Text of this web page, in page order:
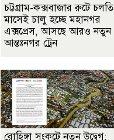
চট্টগ্রাম-কক্সবাজার রুটে চলতি
মাসেই চালু হচ্ছে মহানগর
এক্সপ্রেস, আসছে আরও নতুন
আন্তঃনগর ট্রেন
রোহিঙ্গা সংকটে নতুন উদ্বেগ: